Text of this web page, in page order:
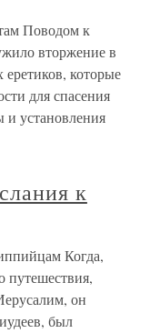
Поводом к
вторжение в
которые
для спасения
и установления
к
Когда,
путешествия,
он
был